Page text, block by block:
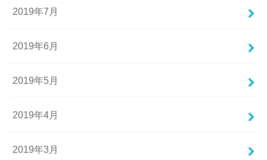
2019年7月
2019年6月
2019年5月
2019年4月
2019年3月